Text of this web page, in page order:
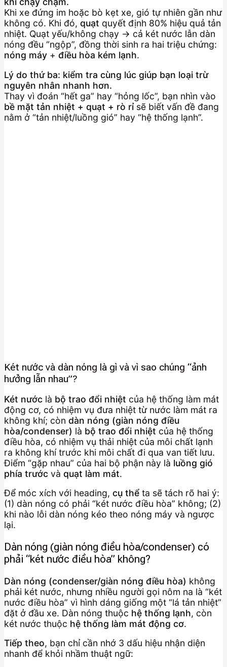
Khi xe đứng im hoặc bò kẹt xe, gió tự nhiên gần như
không có. Khi đó, quạt quyết định 80% hiệu quả tản
nhiệt. Quạt yếu/không chạy → cả két nước lẫn dàn
nóng đều “ngộp”, đồng thời sinh ra hai triệu chứng:
nóng máy + điều hòa kém lạnh.
Lý do thứ ba: kiểm tra cùng lúc giúp bạn loại trừ
nguyên nhân nhanh hơn.
Thay vì đoán “hết ga” hay “hỏng lốc”, bạn nhìn vào
bề mặt tản nhiệt + quạt + rò rỉsẽ biết vấn đề đang
nằm ở “tản nhiệt/luồng gió” hay “hệ thống lạnh”.
Két nước và dàn nóng là gì và vì sao chúng “ảnh
hưởng lẫn nhau”?
Két nước là bộ trao đổi nhiệt của hệ thống làm mát
động cơ, có nhiệm vụ đưa nhiệt từ nước làm mát ra
không khí; còn dàn nóng (giàn nóng điều
hòa/condenser) là bộ trao đổi nhiệt của hệ thống
điều hòa, có nhiệm vụ thải nhiệt của môi chất lạnh
ra không khí trước khi môi chất đi qua van tiết lưu.
Điểm “gặp nhau” của hai bộ phận này là luồng gió
phía trước và quạt làm mát.
Để móc xích với heading, cụ thể ta sẽ tách rõ hai ý:
(1) dàn nóng có phải “két nước điều hòa” không; (2)
khi nào lỗi dàn nóng kéo theo nóng máy và ngược
lại.
Dàn nóng (giàn nóng điều hòa/condenser) có
phải “két nước điều hòa” không?
Dàn nóng (condenser/giàn nóng điều hòa) không
phải két nước, nhưng nhiều người gọi nôm na là “két
nước điều hòa” vì hình dáng giống một “lá tản nhiệt”
đặt ở đầu xe. Dàn nóng thuộc hệ thống lạnh, còn
két nước thuộc hệ thống làm mát động cơ.
Tiếp theo, bạn chỉ cần nhớ 3 dấu hiệu nhận diện
nhanh để khỏi nhầm thuật ngữ: